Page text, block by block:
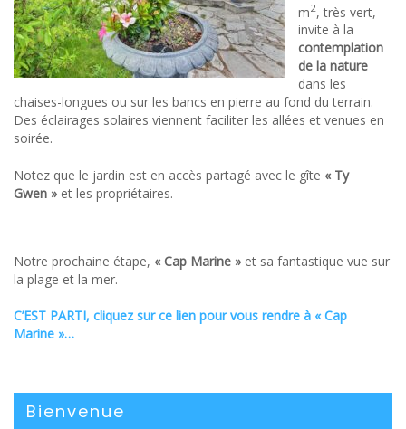
m2, très vert,
invite à la
contemplation
de la nature
dans les
chaises-longues ou sur les bancs en pierre au fond du terrain.
Des éclairages solaires viennent faciliter les allées et venues en
soirée.
Notez que le jardin est en accès partagé avec le gîte « Ty
Gwen » et les propriétaires.
Notre prochaine étape, « Cap Marine » et sa fantastique vue sur
la plage et la mer.
C’EST PARTI, cliquez sur ce lien pour vous rendre à « Cap
Marine »…
Bienvenue